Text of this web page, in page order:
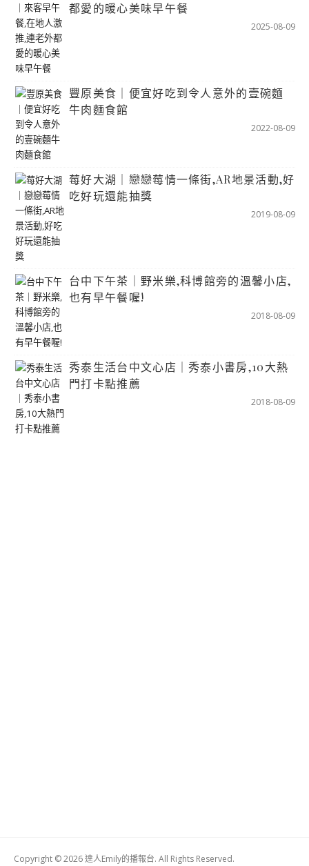
都愛的暖心美味早午餐
2025-08-09
豐原美食｜便宜好吃到令人意外的壹碗麵
牛肉麵食館
2022-08-09
莓好大湖｜戀戀莓情一條街,AR地景活動,好
吃好玩還能抽獎
2019-08-09
台中下午茶｜野米樂,科博館旁的溫馨小店,
也有早午餐喔!
2018-08-09
秀泰生活台中文心店｜秀泰小書房,10大熱
門打卡點推薦
2018-08-09
Copyright © 2026 達人Emily的播報台. All Rights Reserved.